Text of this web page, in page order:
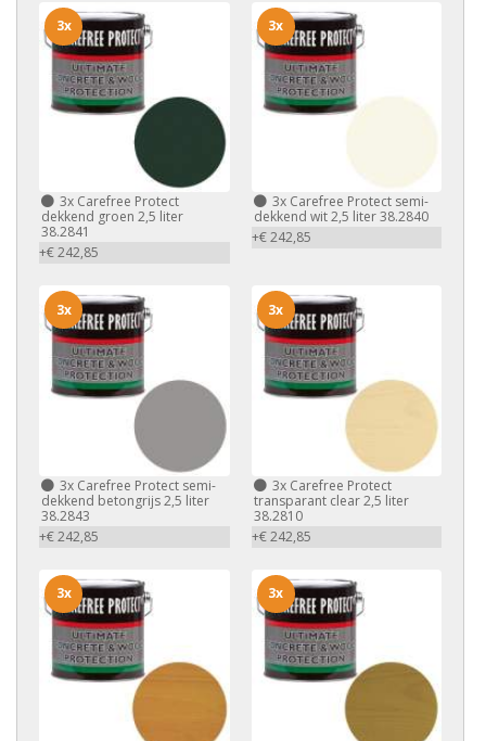
3x Carefree Protect
dekkend groen 2,5 liter
38.2841
+€ 242,85
3x
3xCarefree Protect semi-
dekkend wit 2,5 liter 38.2840
+€ 242,85
3x
3x Carefree Protect semi-
dekkend betongrijs 2,5 liter
38.2843
+€ 242,85
3x
3xCarefree Protect
transparant clear 2,5 liter
38.2810
+€ 242,85
3x
3x 3x